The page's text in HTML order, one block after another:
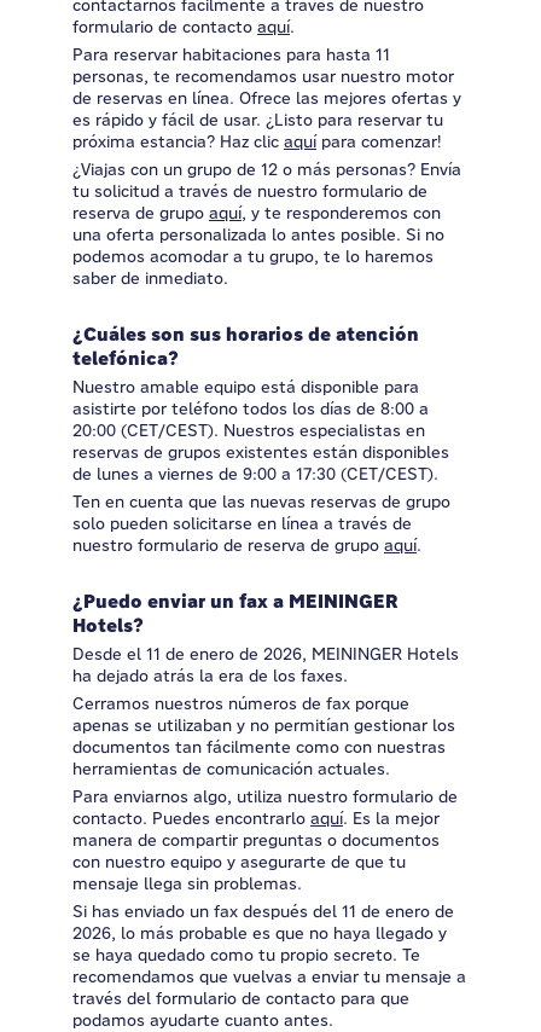
contactarnos fácilmente a través de nuestro
formulario de contacto aquí.
Para reservar habitaciones para hasta 11
personas, te recomendamos usar nuestro motor
de reservas en línea. Ofrece las mejores ofertas y
es rápido y fácil de usar. ¿Listo para reservar tu
próxima estancia? Haz clic aquípara comenzar!
¿Viajas con un grupo de 12 o más personas? Envía
tu solicitud a través de nuestro formulario de
reserva de grupo aquí, y te responderemos con
una oferta personalizada lo antes posible. Si no
podemos acomodar a tu grupo, te lo haremos
saber de inmediato.
¿Cuáles son sus horarios de atención
telefónica?
Nuestro amable equipo está disponible para
asistirte por teléfono todos los días de 8:00 a
20:00 (CET/CEST). Nuestros especialistas en
reservas de grupos existentes están disponibles
de lunes a viernes de 9:00 a 17:30 (CET/CEST).
Ten en cuenta que las nuevas reservas de grupo
solo pueden solicitarse en línea a través de
nuestro formulario de reserva de grupo aquí.
¿Puedo enviar un fax a MEININGER
Hotels?
Desde el 11 de enero de 2026, MEININGER Hotels
ha dejado atrás la era de los faxes.
Cerramos nuestros números de fax porque
apenas se utilizaban y no permitían gestionar los
documentos tan fácilmente como con nuestras
herramientas de comunicación actuales.
Para enviarnos algo, utiliza nuestro formulario de
contacto. Puedes encontrarlo aquí. Es la mejor
manera de compartir preguntas o documentos
con nuestro equipo y asegurarte de que tu
mensaje llega sin problemas.
Si has enviado un fax después del 11 de enero de
2026, lo más probable es que no haya llegado y
se haya quedado como tu propio secreto. Te
recomendamos que vuelvas a enviar tu mensaje a
través del formulario de contacto para que
podamos ayudarte cuanto antes.